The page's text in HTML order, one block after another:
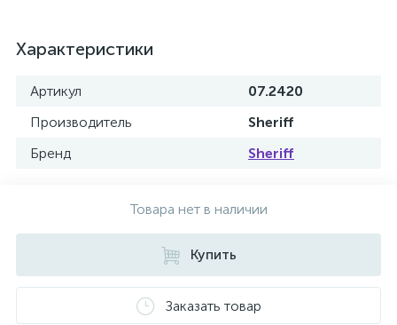
Характеристики
Артикул
07.2420
Производитель
Sheriff
Бренд
Sheriff
Товара нет в наличии
Купить
Заказать товар